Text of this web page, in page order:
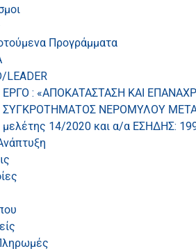
Προγράμματα
LEADER
ΕΡΓΟ : «ΑΠΟΚΑΤΑΣΤΑΣΗ ΚΑΙ
ΣΥΓΚΡΟΤΗΜΑΤΟΣ ΝΕΡΟΜΥΛΟΥ
μελέτης 14/2020 και α/α ΕΣΗΔΗΣ: